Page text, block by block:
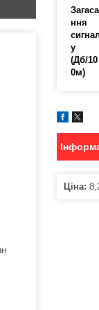
Загаса
ння
у
(Дб/10
0м)
Ціна: